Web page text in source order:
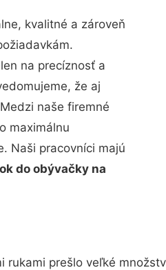
kvalitné a zároveň
na precíznosť a
že aj
naše firemné
maximálnu
Naši pracovníci majú
do obývačky na
rukami prešlo veľké